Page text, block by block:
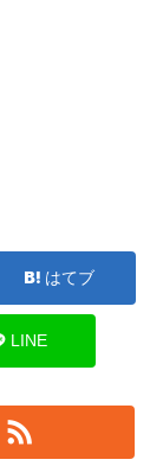
はてブ
LINE